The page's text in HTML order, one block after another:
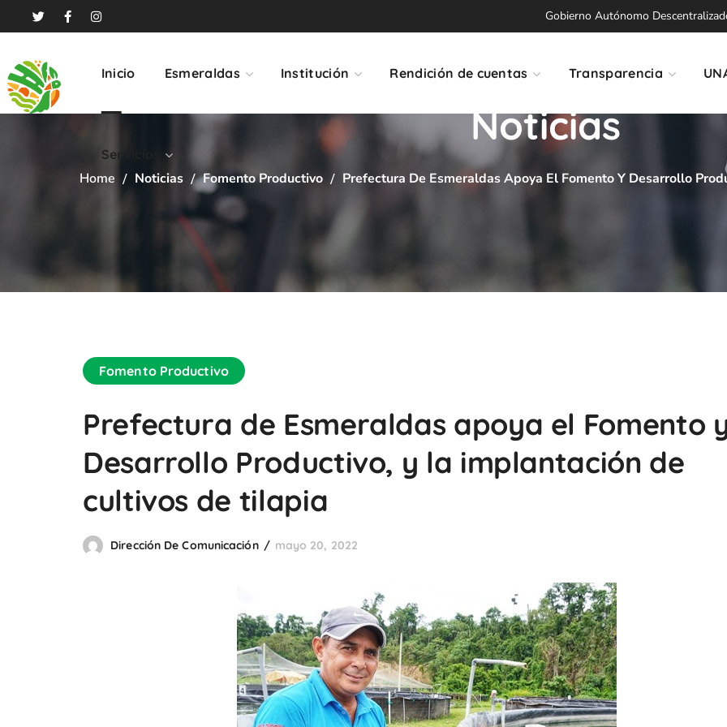
Gobierno Autónomo
Inicio Esmeraldas Institución Rendición de cuentas Transparencia
Servicios
Noticias
Home Noticias Fomento Productivo Prefectura De Esmeraldas Apoya El Fomento Y Desarrollo
Fomento Productivo
Prefectura de Esmeraldas apoya el Fomento
Desarrollo Productivo, y la implantación de
cultivos de tilapia
Dirección De Comunicación mayo 20, 2022